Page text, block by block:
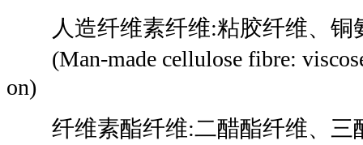
人造纤维素纤维:粘胶纤维、铜
(Man-made cellulose fibre:
on)
纤维素酯纤维:二醋酯纤维、三